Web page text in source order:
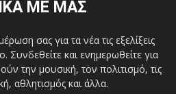
ΜΕ ΜΑΣ
σας για τα νέα τις εξελίξεις
Συνδεθείτε και ενημερωθείτε για
την μουσική, τον πολιτισμό, τις
αθλητισμός και άλλα.